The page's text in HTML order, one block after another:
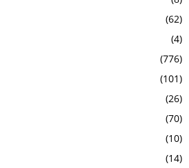
(62)
(4)
(776)
(101)
(26)
(70)
(10)
(14)